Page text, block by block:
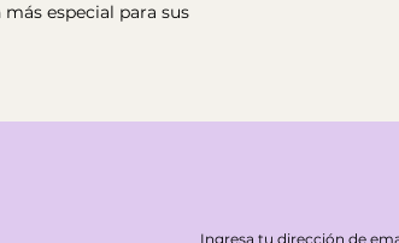
especial para sus
Ingresa tu dirección de